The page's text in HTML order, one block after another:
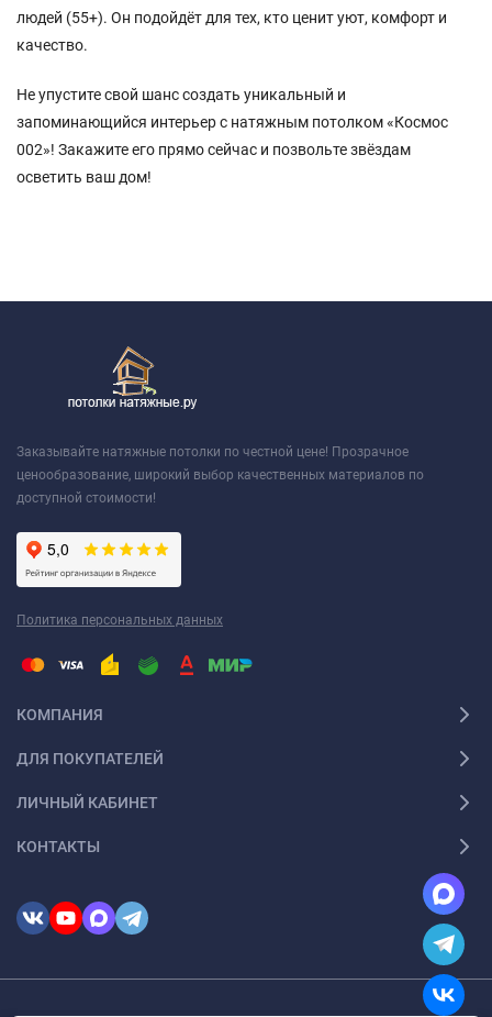
людей (55+). Он подойдёт для тех, кто ценит уют, комфорт и
качество.
Не упустите свой шанс создать уникальный и
запоминающийся интерьер с натяжным потолком «Космос
002»! Закажите его прямо сейчас и позвольте звёздам
осветить ваш дом!
Заказывайте натяжные потолки по честной цене! Прозрачное
ценообразование, широкий выбор качественных материалов по
доступной стоимости!
Политика персональных данных
КОМПАНИЯ
ДЛЯ ПОКУПАТЕЛЕЙ
ЛИЧНЫЙ КАБИНЕТ
КОНТАКТЫ